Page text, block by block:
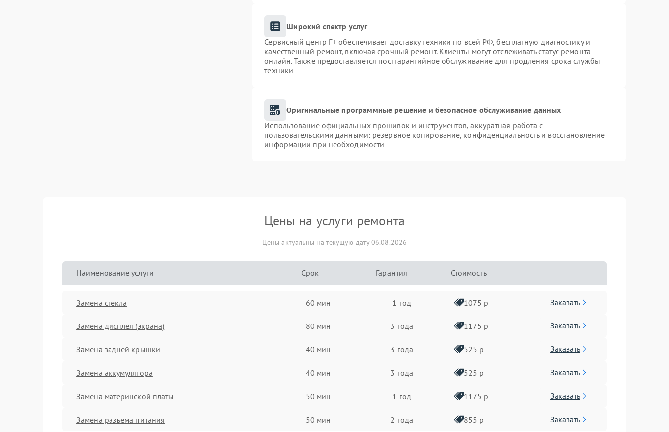
Широкий спектр услуг
Сервисный центр F+ обеспечивает доставку техники по всей РФ, бесплатную диагностику и
качественный ремонт, включая срочный ремонт. Клиенты могут отслеживать статус ремонта
онлайн. Также предоставляется постгарантийное обслуживание для продления срока службы
техники
Оригинальные программные решение и безопасное обслуживание данных
Использование официальных прошивок и инструментов, аккуратная работа с
пользовательскими данными: резервное копирование, конфиденциальность и восстановление
информации при необходимости
Цены на услуги ремонта
Цены актуальны на текущую дату 06.08.2026
Наименование услуги Срок Гарантия Стоимость
Замена стекла 60 мин 1 год 1075 р Заказать
Замена дисплея (экрана) 80 мин 3 года 1175 р Заказать
Замена задней крышки 40 мин 3 года 525 р Заказать
Замена аккумулятора 40 мин 3 года 525 р Заказать
Замена материнской платы 50 мин 1 год 1175 р Заказать
Замена разъема питания 50 мин 2 года 855 р Заказать